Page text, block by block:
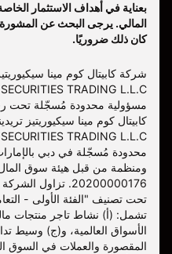
بعناية في أهداف الاستثمار
المالي. يرجى البحث عن المشورة
كان ذلك ضروريًا.
محدودة مُسجّلة في دبي
20200000176.
تحت تصنيف "الفئة الأولى -
تشمل: (أ) نشاط تاجر منتجات
الأسواق العالمية، و(ج) وسيط
المقصورة والعملات في السوق